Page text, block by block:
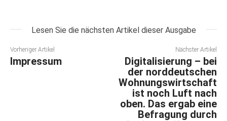
Lesen Sie die nächsten Artikel dieser Ausgabe
Vorheriger Artikel
Impressum
Nächster Artikel
Digitalisierung – bei
der norddeutschen
Wohnungswirtschaft
ist noch Luft nach
oben. Das ergab eine
Befragung durch